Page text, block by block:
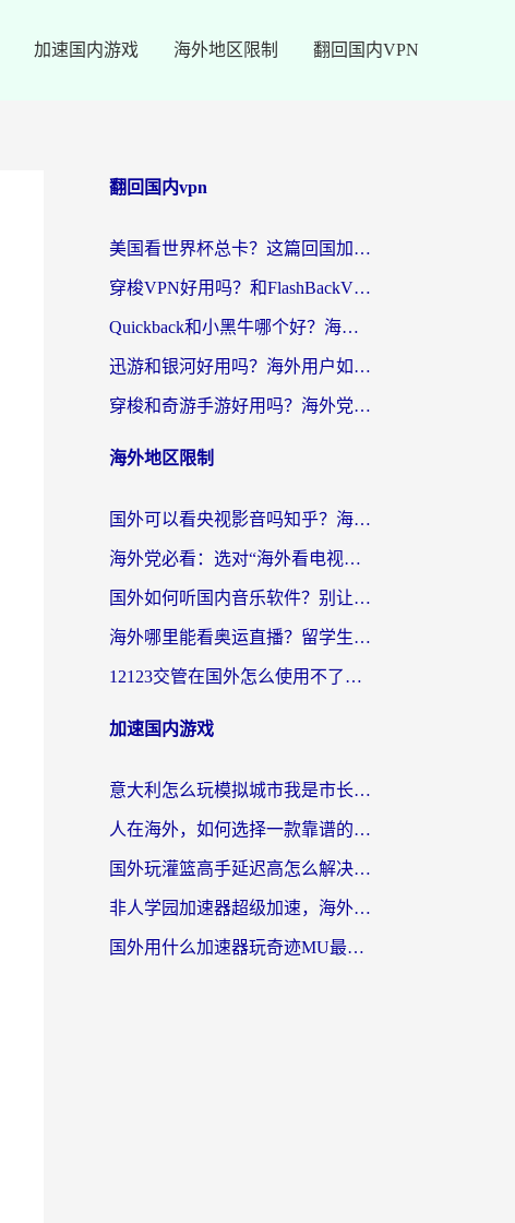
加速国内游戏 海外地区限制 翻回国内VPN
翻回国内vpn
美国看世界杯总卡？这篇回国加速器指南帮你无缝刷国内资源（附苹果手机VPN设置步骤）
穿梭VPN好用吗？和FlashBackVPN对比哪个回国效果更好？
Quickback和小黑牛哪个好？海外党亲测指南，选对回国加速器秒回国内
迅游和银河好用吗？海外用户如何选择回国加速器实现无缝访问国内资源
穿梭和奇游手游好用吗？海外党亲测3款回国加速器，附蜜蜂加速器七天试用攻略
海外地区限制
国外可以看央视影音吗知乎？海外党亲测有效的回国加速方案
海外党必看：选对“海外看电视剧软件”，再也不用愁国内剧刷不了
国外如何听国内音乐软件？别让地域限制，断了你的中文歌单
海外哪里能看奥运直播？留学生&海外华人必看的体育赛事观赛终极指南
12123交管在国外怎么使用不了？海外华人必看的无缝访问国内资源指南
加速国内游戏
意大利怎么玩模拟城市我是市长？海外党国服游戏加速终极攻略（附三国3量子特攻解决办法）
人在海外，如何选择一款靠谱的玩剑灵2加速器？
国外玩灌篮高手延迟高怎么解决？海外玩家国服游戏加速终极指南
非人学园加速器超级加速，海外玩家重返国服的通行证
国外用什么加速器玩奇迹MU最好？2026海外玩家国服游戏加速全攻略